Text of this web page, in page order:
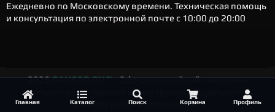
Главная Каталог Поиск Корзина Профиль
Ежедневно по Московскому времени. Техническая помощь
и консультация по электронной почте с 10:00 до 20:00
2026GANSOR.RU ™- Официальный сайт магазина
компьютерной техники и электроники. Компьютеры
любого уровня и сложности.